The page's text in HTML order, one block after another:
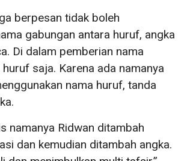
berpesan tidak boleh
gabungan antara huruf, angka
Di dalam pemberian nama
saja. Karena ada namanya
nama huruf, tanda
namanya Ridwan ditambah
dan kemudian ditambah angka.